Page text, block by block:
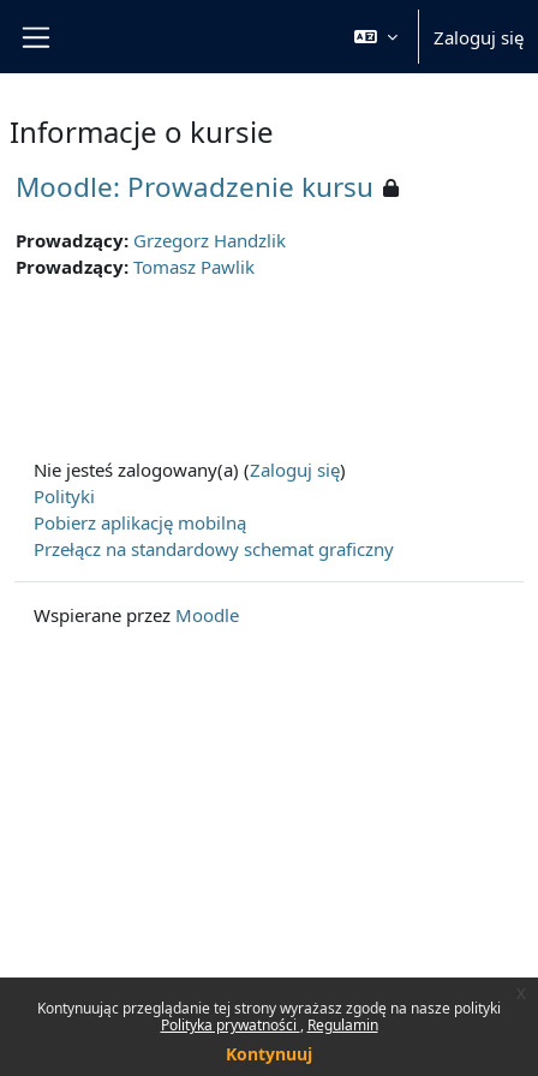
Kontynuując przeglądanie tej strony wyrażasz zgodę na nasze polityki
Polityka prywatności
Regulamin
Kontynuuj
Zaloguj się
Informacje o kursie
Moodle: Prowadzenie kursu
Prowadzący: Grzegorz Handzlik
Prowadzący: Tomasz Pawlik
Nie jesteś zalogowany(a) (Zaloguj się)
Polityki
Pobierz aplikację mobilną
Przełącz na standardowy schemat graficzny
Wspierane przez Moodle